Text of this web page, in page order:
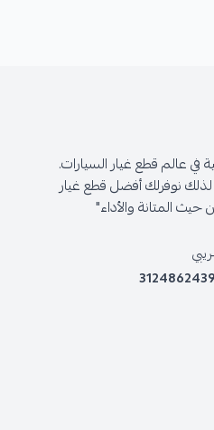
في عالم قطع غيار السيارات.
نوفرلك أفضل قطع غيار
المتانة والأداء"